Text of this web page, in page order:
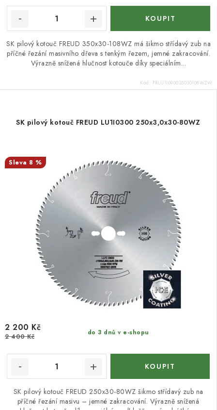
SK pilový kotouč FREUD 350x30-108WZ má šikmo střídavý zub na
příčné řezání masivního dřeva s tenkým řezem, jemné zakracování.
Výrazně snížená hlučnost kotouče díky speciálním...
Kód: FRLU1I090035030108WZW
SK pilový kotouč FREUD LU1I0300 250x3,0x30-80WZ
8 %
do 3 dnů v e-shopu
2 200 Kč
2 400 Kč
SK pilový kotouč FREUD 250x30-80WZ šikmo střídavý zub na
příčné řezání masivu – jemné zakracování. Výrazně snížená